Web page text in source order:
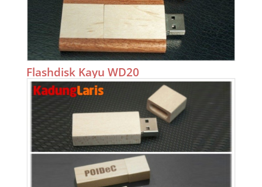
Flashdisk Kayu WD20